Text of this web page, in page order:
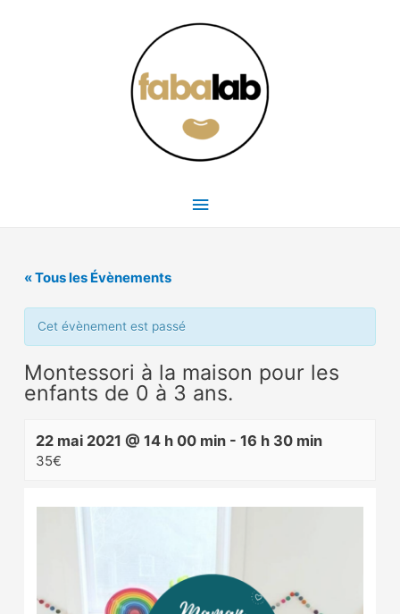
Menu
« Tous les Évènements
Cet évènement est passé
Montessori à la maison pour les
enfants de 0 à 3 ans.
22 mai 2021 @ 14 h 00 min -16 h 30 min
35€